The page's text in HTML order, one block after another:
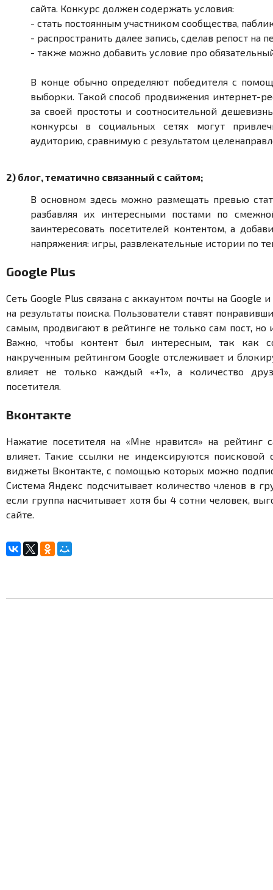
сайта. Конкурс должен содержать условия:
- стать постоянным участником сообщества,
- распространить далее запись, сделав репост на
- также можно добавить условие про
В конце обычно определяют победителя с
выборки. Такой способ продвижения интернет-
за своей простоты и соотносительной
конкурсы в социальных сетях могут
аудиторию, сравнимую с результатом
2) блог, тематично связанный с сайтом;
В основном здесь можно размещать превью
разбавляя их интересными постами по
заинтересовать посетителей контентом, а
напряжения: игры, развлекательные истории по
Google Plus
Сеть Google Plus связана с аккаунтом почты на Google
на результаты поиска. Пользователи ставят
самым, продвигают в рейтинге не только сам пост, но
Важно, чтобы контент был интересным, так как
накрученным рейтингом Google отслеживает и
влияет не только каждый «+1», а количество
посетителя.
Вконтакте
Нажатие посетителя на «Мне нравится» на рейтинг
влияет. Такие ссылки не индексируются
виджеты Вконтакте, с помощью которых можно
Система Яндекс подсчитывает количество членов в
если группа насчитывает хотя бы 4 сотни человек,
сайте.